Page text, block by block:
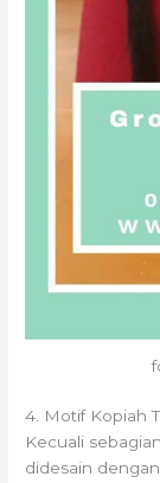
4. Motif Kopiah
Kecuali
didesain